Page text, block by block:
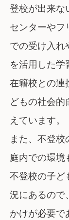
登校が出来な
センターやフ
での受け入れ
を活用した学
在籍校との連
どもの社会
えています。
また、不登
庭内での環境
不登校の子ど
況にあるので
かけが必要で